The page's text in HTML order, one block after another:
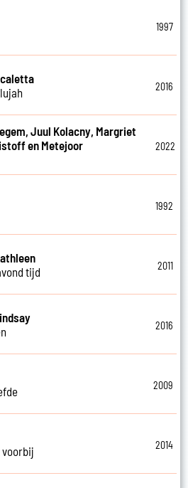
1997
2016
Juul Kolacny, Margriet
en Metejoor
2022
1992
tijd
2011
2016
2009
voorbij
2014